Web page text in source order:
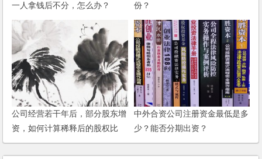
一人拿钱后不分，怎么办？
份？
公司经营若干年后，部分股东增
资，如何计算稀释后的股权比
例？
中外合资公司注册资金最低是多
少？能否分期出资？